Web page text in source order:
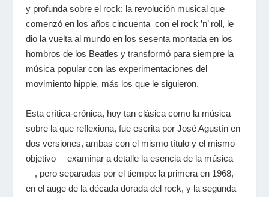
y profunda sobre el rock: la revolución musical que
comenzó en los años cincuenta con el rock ’n’ roll, le
dio la vuelta al mundo en los sesenta montada en los
hombros de los Beatles y transformó para siempre la
música popular con las experimentaciones del
movimiento hippie, más los que le siguieron.
Esta crítica-crónica, hoy tan clásica como la música
sobre la que reflexiona, fue escrita por José Agustín en
dos versiones, ambas con el mismo título y el mismo
objetivo ―examinar a detalle la esencia de la música
―, pero separadas por el tiempo: la primera en 1968,
en el auge de la década dorada del rock, y la segunda